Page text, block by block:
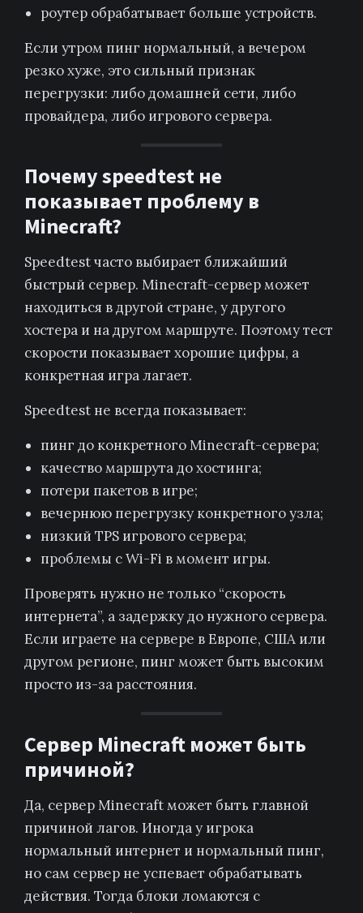
роутер обрабатывает больше устройств.
Если утром пинг нормальный, а вечером
резко хуже, это сильный признак
перегрузки: либо домашней сети, либо
провайдера, либо игрового сервера.
Почему speedtest не
показывает проблему в
Minecraft?
Speedtest часто выбирает ближайший
быстрый сервер. Minecraft-сервер может
находиться в другой стране, у другого
хостера и на другом маршруте. Поэтому тест
скорости показывает хорошие цифры, а
конкретная игра лагает.
Speedtest не всегда показывает:
пинг до конкретного Minecraft-сервера;
качество маршрута до хостинга;
потери пакетов в игре;
вечернюю перегрузку конкретного узла;
низкий TPS игрового сервера;
проблемы с Wi-Fi в момент игры.
Проверять нужно не только “скорость
интернета”, а задержку до нужного сервера.
Если играете на сервере в Европе, США или
другом регионе, пинг может быть высоким
просто из-за расстояния.
Сервер Minecraft может быть
причиной?
Да, сервер Minecraft может быть главной
причиной лагов. Иногда у игрока
нормальный интернет и нормальный пинг,
но сам сервер не успевает обрабатывать
действия. Тогда блоки ломаются с